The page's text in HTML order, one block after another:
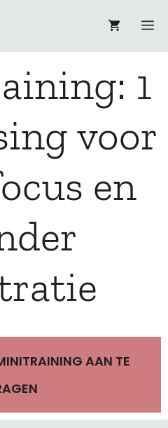
1
voor
en
AAN TE